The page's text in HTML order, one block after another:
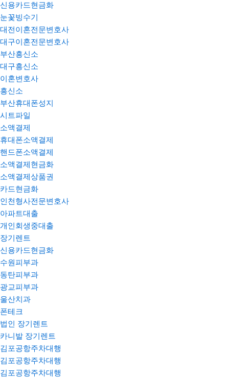
신용카드현금화
눈꽃빙수기
대전이혼전문변호사
대구이혼전문변호사
부산흥신소
대구흥신소
이혼변호사
흥신소
부산휴대폰성지
시트파일
소액결제
휴대폰소액결제
핸드폰소액결제
소액결제현금화
소액결제상품권
카드현금화
인천형사전문변호사
아파트대출
개인회생중대출
장기렌트
신용카드현금화
수원피부과
동탄피부과
광교피부과
울산치과
폰테크
법인 장기렌트
카니발 장기렌트
김포공항주차대행
김포공항주차대행
김포공항주차대행